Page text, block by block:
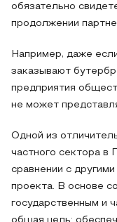
обязательно
продолжении
Например, даже
заказывают
предприятия
не может
Одной из
частного сектора в
сравнении с
проекта. В основе
государственным и